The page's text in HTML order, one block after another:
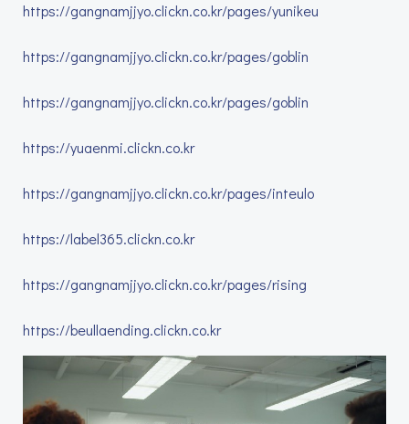
https://gangnamjjyo.clickn.co.kr/pages/yunikeu
https://gangnamjjyo.clickn.co.kr/pages/goblin
https://gangnamjjyo.clickn.co.kr/pages/goblin
https://yuaenmi.clickn.co.kr
https://gangnamjjyo.clickn.co.kr/pages/inteulo
https://label365.clickn.co.kr
https://gangnamjjyo.clickn.co.kr/pages/rising
https://beullaending.clickn.co.kr